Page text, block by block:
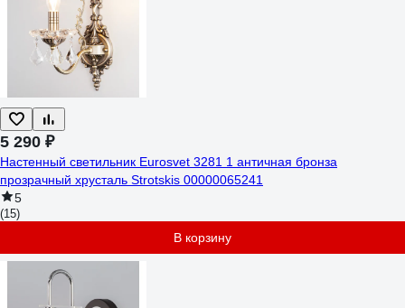
5 290 ₽
Настенный светильник Eurosvet 3281 1 античная бронза
прозрачный хрусталь Strotskis 00000065241
5
(15)
В корзину